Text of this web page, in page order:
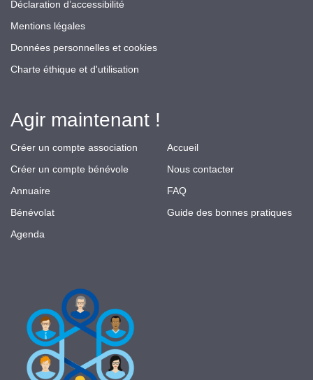
Déclaration d’accessibilité
Mentions légales
Données personnelles et cookies
Charte éthique et d'utilisation
Agir maintenant !
Créer un compte association
Créer un compte bénévole
Annuaire
Bénévolat
Agenda
Accueil
Nous contacter
FAQ
Guide des bonnes pratiques